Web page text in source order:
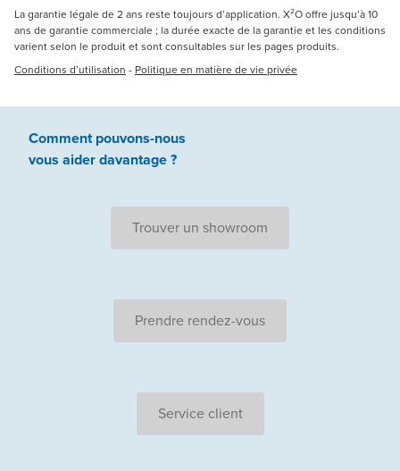
La garantie légale de 2 ans reste toujours d’application. X²O offre jusqu’à 10
ans de garantie commerciale ; la durée exacte de la garantie et les conditions
varient selon le produit et sont consultables sur les pages produits.
Conditions d’utilisation - Politique en matière de vie privée
Comment pouvons-nous
vous aiderdavantage ?
Trouver un showroom
Prendre rendez-vous
Service client